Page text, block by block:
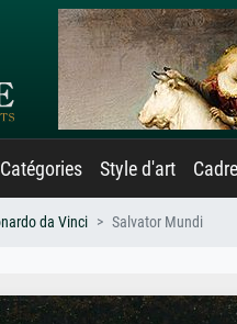
Catégories Style d'art
da Vinci Salvator Mundi